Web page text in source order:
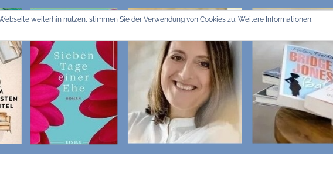
weiterhin nutzen, stimmen Sie der Verwendung von Cookies zu. Weitere Informationen,